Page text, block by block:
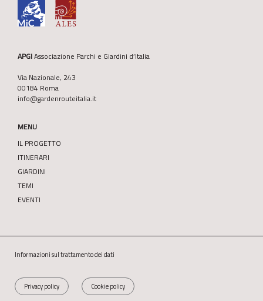
APGIAssociazione Parchi e Giardini d’Italia
Via Nazionale, 243
00184 Roma
info@gardenrouteitalia.it
MENU
IL PROGETTO
ITINERARI
GIARDINI
TEMI
EVENTI
Informazioni sul trattamento dei dati
Privacy policy Cookie policy